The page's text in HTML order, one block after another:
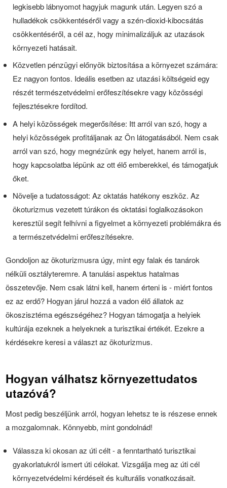
legkisebb lábnyomot hagyjuk magunk után. Legyen szó a
hulladékok csökkentéséről vagy a szén-dioxid-kibocsátás
csökkentéséről, a cél az, hogy minimalizáljuk az utazások
környezeti hatásait.
Közvetlen pénzügyi előnyök biztosítása a környezet számára:
Ez nagyon fontos. Ideális esetben az utazási költségeid egy
részét természetvédelmi erőfeszítésekre vagy közösségi
fejlesztésekre fordítod.
A helyi közösségek megerősítése: Itt arról van szó, hogy a
helyi közösségek profitáljanak az Ön látogatásából. Nem csak
arról van szó, hogy megnézünk egy helyet, hanem arról is,
hogy kapcsolatba lépünk az ott élő emberekkel, és támogatjuk
őket.
Növelje a tudatosságot: Az oktatás hatékony eszköz. Az
ökoturizmus vezetett túrákon és oktatási foglalkozásokon
keresztül segít felhívni a figyelmet a környezeti problémákra és
a természetvédelmi erőfeszítésekre.
Gondoljon az ökoturizmusra úgy, mint egy falak és tanárok
nélküli osztályteremre. A tanulási aspektus hatalmas
összetevője. Nem csak látni kell, hanem érteni is - miért fontos
ez az erdő? Hogyan járul hozzá a vadon élő állatok az
ökoszisztéma egészségéhez? Hogyan támogatja a helyiek
kultúrája ezeknek a helyeknek a turisztikai értékét. Ezekre a
kérdésekre keresi a választ az ökoturizmus.
Hogyan válhatsz környezettudatos
utazóvá?
Most pedig beszéljünk arról, hogyan lehetsz te is részese ennek
a mozgalomnak. Könnyebb, mint gondolnád!
Válassza ki okosan az úti célt - a fenntartható turisztikai
gyakorlatukról ismert úti célokat. Vizsgálja meg az úti cél
környezetvédelmi kérdéseit és kulturális vonatkozásait.